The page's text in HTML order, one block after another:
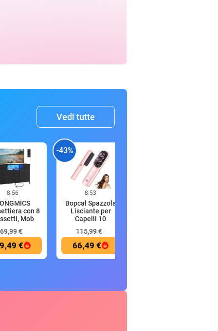
Vedi tutte
8:56
con 8
Mob
69,99 €
€
-43%
8:53
Bopcal Spazzola
Lisciante per
Capelli 10
115,99 €
66,49 €